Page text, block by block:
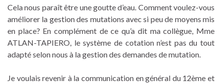
Cela nous paraît être une goutte d’eau. Comment voulez-vous
améliorer la gestion des mutations avec si peu de moyens mis
en place? En complément de ce qu’a dit ma collègue, Mme
ATLAN-TAPIERO, le système de cotation n’est pas du tout
adapté selon nous à la gestion des demandes de mutation.
Je voulais revenir à la communication en général du 12ème et